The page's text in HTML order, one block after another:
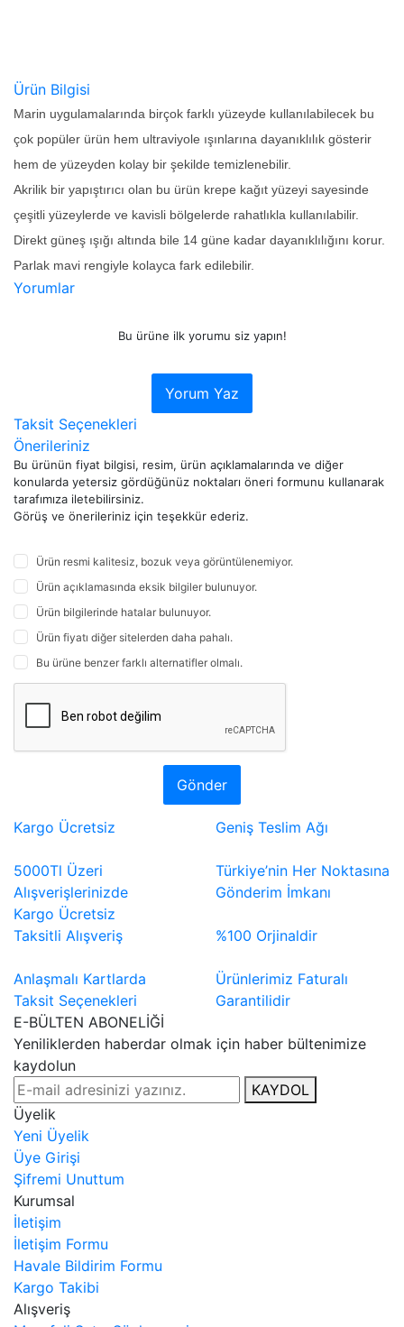
Ürün Bilgisi
Marin uygulamalarında birçok farklı yüzeyde kullanılabilecek bu
çok popüler ürün hem ultraviyole ışınlarına dayanıklılık gösterir
hem de yüzeyden kolay bir şekilde temizlenebilir.
Akrilik bir yapıştırıcı olan bu ürün krepe kağıt yüzeyi sayesinde
çeşitli yüzeylerde ve kavisli bölgelerde rahatlıkla kullanılabilir.
Direkt güneş ışığı altında bile 14 güne kadar dayanıklılığını korur.
Parlak mavi rengiyle kolayca fark edilebilir.
Yorumlar
Bu ürüne ilk yorumu siz yapın!
Yorum Yaz
Taksit Seçenekleri
Önerileriniz
Bu ürünün fiyat bilgisi, resim, ürün açıklamalarında ve diğer
konularda yetersiz gördüğünüz noktaları öneri formunu kullanarak
tarafımıza iletebilirsiniz.
Görüş ve önerileriniz için teşekkür ederiz.
Ürün resmi kalitesiz, bozuk veya görüntülenemiyor.
Ürün açıklamasında eksik bilgiler bulunuyor.
Ürün bilgilerinde hatalar bulunuyor.
Ürün fiyatı diğer sitelerden daha pahalı.
Bu ürüne benzer farklı alternatifler olmalı.
Gönder
Kargo Ücretsiz
5000Tl Üzeri
Alışverişlerinizde
Kargo Ücretsiz
Geniş Teslim Ağı
Türkiye’nin Her Noktasına
Gönderim İmkanı
Taksitli Alışveriş
Anlaşmalı Kartlarda
Taksit Seçenekleri
%100 Orjinaldir
Ürünlerimiz Faturalı
Garantilidir
E-BÜLTEN ABONELİĞİ
Yeniliklerden haberdar olmak için haber bültenimize
kaydolun
KAYDOL
Üyelik
Yeni Üyelik
Üye Girişi
Şifremi Unuttum
Kurumsal
İletişim
İletişim Formu
Havale Bildirim Formu
Kargo Takibi
Alışveriş